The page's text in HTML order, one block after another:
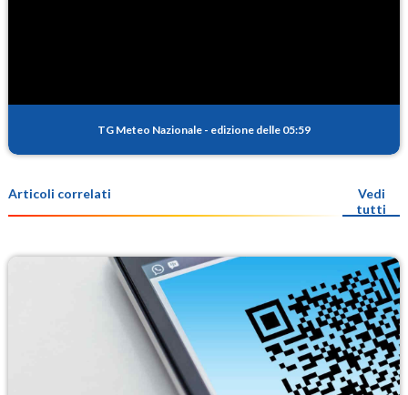
TG Meteo Nazionale - edizione delle 05:59
Articoli correlati
Vedi
tutti